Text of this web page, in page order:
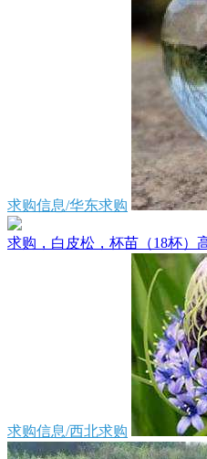
求购信息/华东求购
求购，白皮松，杯苗（18杯）
求购信息/西北求购